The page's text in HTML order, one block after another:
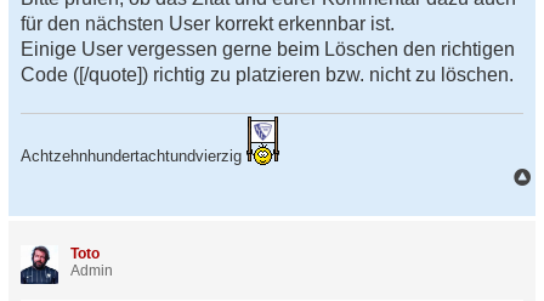
für den nächsten User korrekt erkennbar ist.
Einige User vergessen gerne beim Löschen den richtigen
Code ([/quote]) richtig zu platzieren bzw. nicht zu löschen.
Achtzehnhundertachtundvierzig
c
Toto
Admin